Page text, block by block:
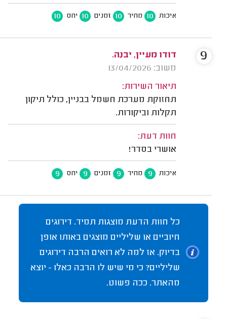
איכות 10 מחיר 10 זמנים 10 יחס 10
דודו מעיין, יבנה.
משוב: 13/04/2026
תיאור השירות:
תחזוקת מערכת חשמל בבניין, כולל תיקון
תקלות וביקורות.
חוות דעת:
אושרי בסדר!
איכות 9 מחיר 9 זמנים 9 יחס 9
9
כל חוות הדעת מוצגות תמיד. דירוגים
חיוביים או שליליים מוצגים באותו אופן
בדיוק. אז למה לא רואים הרבה דירוגים
שליליים? כי מי שיש לו הרבה כאלו - יוצא
מהאתר. ככה פשוט.